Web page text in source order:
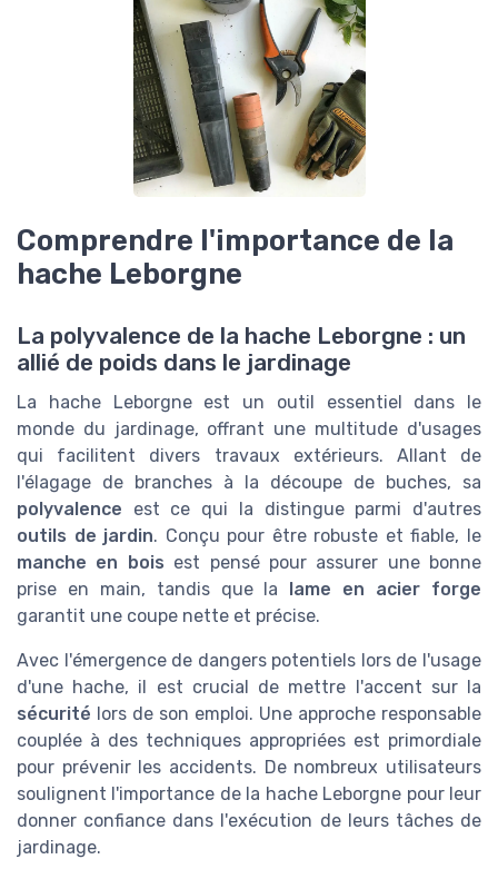
Comprendre l'importance de la
hache Leborgne
La polyvalence de la hache Leborgne : un
allié de poids dans le jardinage
La hache Leborgne est un outil essentiel dans le
monde du jardinage, offrant une multitude d'usages
qui facilitent divers travaux extérieurs. Allant de
l'élagage de branches à la découpe de buches, sa
polyvalence est ce qui la distingue parmi d'autres
outils de jardin. Conçu pour être robuste et fiable, le
manche en bois est pensé pour assurer une bonne
prise en main, tandis que la lame en acier forge
garantit une coupe nette et précise.
Avec l'émergence de dangers potentiels lors de l'usage
d'une hache, il est crucial de mettre l'accent sur la
sécurité lors de son emploi. Une approche responsable
couplée à des techniques appropriées est primordiale
pour prévenir les accidents. De nombreux utilisateurs
soulignent l'importance de la hache Leborgne pour leur
donner confiance dans l'exécution de leurs tâches de
jardinage.